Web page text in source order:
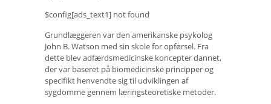
$config[ads_text1] not found
Grundlæggeren var den amerikanske psykolog
John B. Watson med sin skole for opførsel. Fra
dette blev adfærdsmedicinske koncepter dannet,
der var baseret på biomedicinske principper og
specifikt henvendte sig til udviklingen af ​​
sygdomme gennem læringsteoretiske metoder.